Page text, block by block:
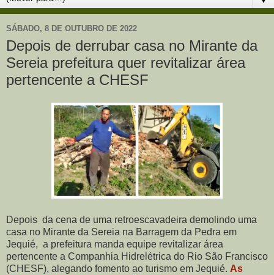
SÁBADO, 8 DE OUTUBRO DE 2022
Depois de derrubar casa no Mirante da
Sereia prefeitura quer revitalizar área
pertencente a CHESF
Depois da cena de uma retroescavadeira demolindo uma
casa no Mirante da Sereia na Barragem da Pedra em
Jequié, a prefeitura manda equipe revitalizar área
pertencente a Companhia Hidrelétrica do Rio São Francisco
(CHESF), alegando fomento ao turismo em Jequié. As